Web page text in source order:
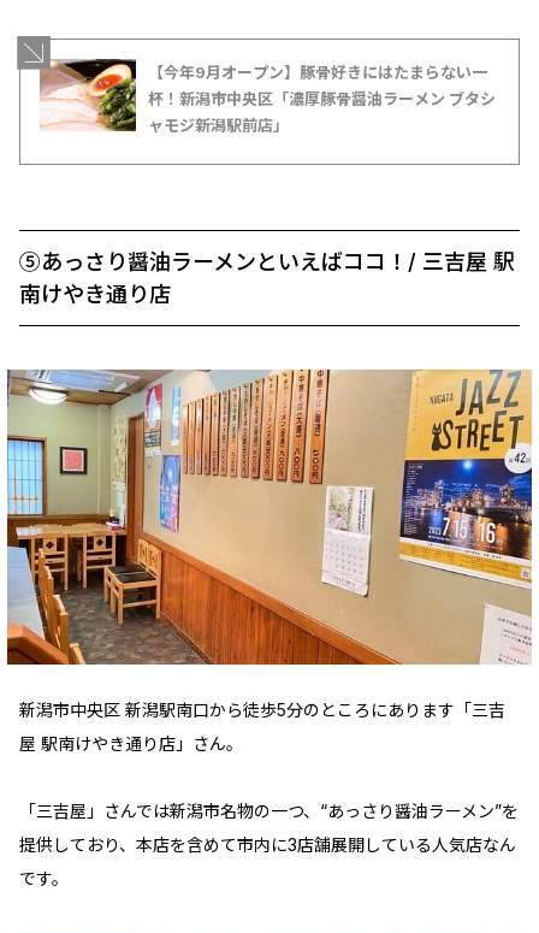
【今年9月オープン】豚骨好きにはたまらない一
杯！新潟市中央区「濃厚豚骨醤油ラーメン ブタシ
ャモジ新潟駅前店」
⑤あっさり醤油ラーメンといえばココ！/ 三吉屋 駅
南けやき通り店
新潟市中央区 新潟駅南口から徒歩5分のところにあります「三吉
屋 駅南けやき通り店」さん。
「三吉屋」さんでは新潟市名物の一つ、“あっさり醤油ラーメン”を
提供しており、本店を含めて市内に3店舗展開している人気店なん
です。